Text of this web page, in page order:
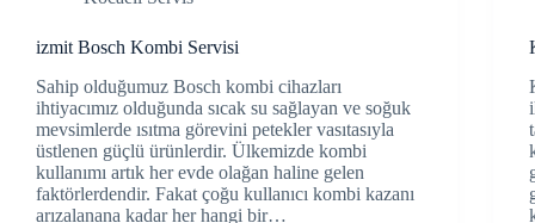
Hacklink panel
Hacklink panel
Hacklink panel
Hacklink panel
izmit Bosch Kombi Servisi
Sahip olduğumuz Bosch kombi cihazları
ihtiyacımız olduğunda sıcak su sağlayan ve soğuk
mevsimlerde ısıtma görevini petekler vasıtasıyla
üstlenen güçlü ürünlerdir. Ülkemizde kombi
kullanımı artık her evde olağan haline gelen
faktörlerdendir. Fakat çoğu kullanıcı kombi kazanı
arızalanana kadar her hangi bir…